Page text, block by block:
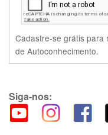
Cadastre-se grátis para
de Autoconhecimento.
Siga-nos: